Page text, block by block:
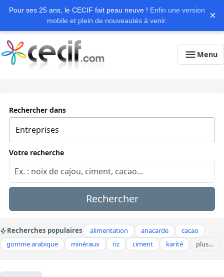
Pour ses 25 ans, le CECIF fait peau neuve ! Enfin une version
mobile et plein de nouveautés à venir.
×
Menu
Rechercher dans
Votre recherche
Rechercher
Recherches populaires alimentation anacarde
cacao
gomme arabique
minéraux riz ciment karité plus…